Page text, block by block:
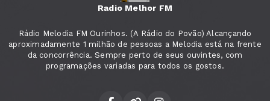
Radio Melhor FM
Rádio Melodia FM Ourinhos. (A Rádio do Povão) Alcançando
aproximadamente 1 milhão de pessoas a Melodia está na frente
da concorrência. Sempre perto de seus ouvintes, com
programações variadas para todos os gostos.